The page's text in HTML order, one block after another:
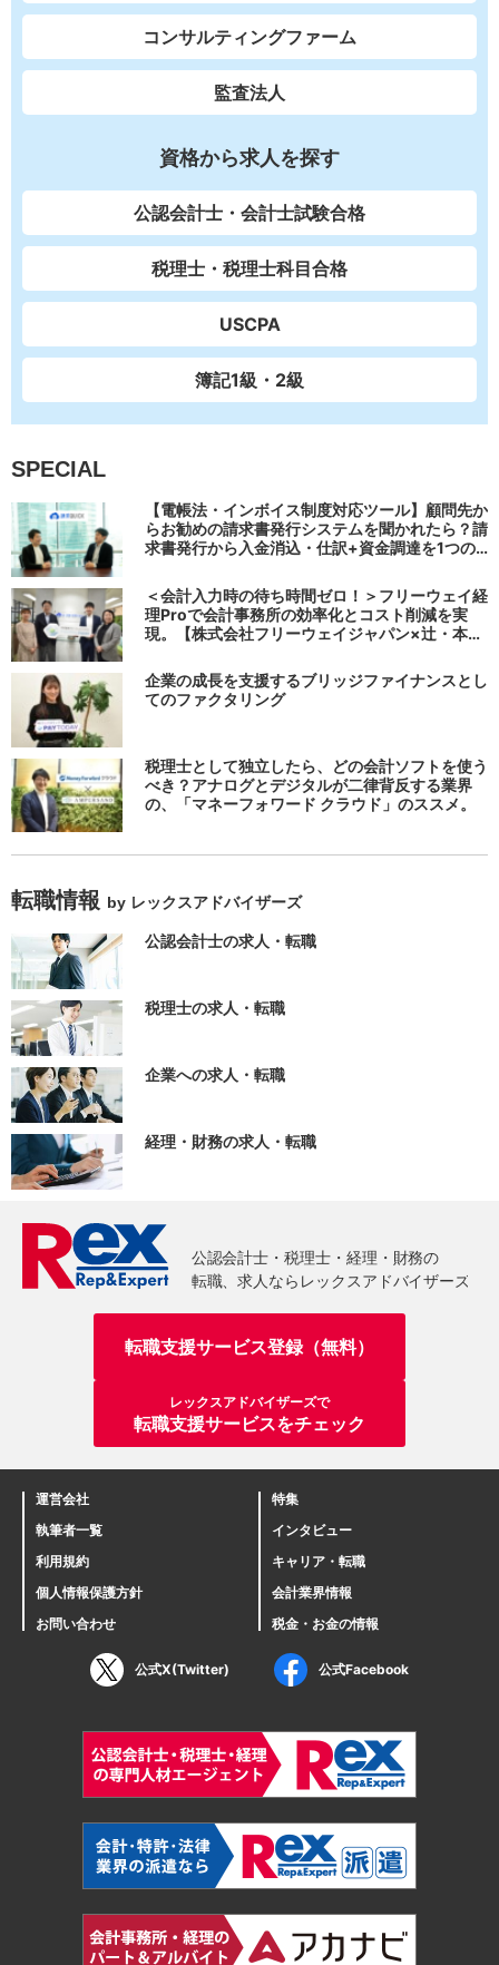
コンサルティングファーム
監査法人
資格から求人を探す
公認会計士・会計士試験合格
税理士・税理士科目合格
USCPA
簿記1級・2級
SPECIAL
【電帳法・インボイス制度対応ツール】顧問先か
らお勧めの請求書発行システムを聞かれたら？請
求書発行から入金消込・仕訳+資金調達を1つの
＜会計入力時の待ち時間ゼロ！＞フリーウェイ経
理Proで会計事務所の効率化とコスト削減を実
現。【株式会社フリーウェイジャパン×辻・本郷
企業の成長を支援するブリッジファイナンスとし
てのファクタリング
税理士として独立したら、どの会計ソフトを使う
べき？アナログとデジタルが二律背反する業界
の、「マネーフォワード クラウド」のススメ。
転職情報 by レックスアドバイザーズ
公認会計士の求人・転職
税理士の求人・転職
企業への求人・転職
経理・財務の求人・転職
転職支援サービス登録（無料）
レックスアドバイザーズで
転職支援サービスをチェック
運営会社
執筆者一覧
利用規約
個人情報保護方針
お問い合わせ
特集
インタビュー
キャリア・転職
会計業界情報
税金・お金の情報
公式X(Twitter) 公式Facebook